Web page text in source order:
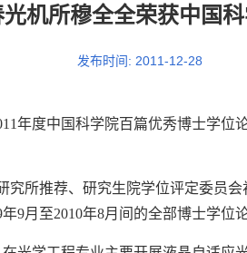
光机所穆全全荣获中国
发布时间: 2011-12-28
年度中国科学院百篇优秀博士学
究所推荐、研究生院学位评定委员
9月至2010年8月间的全部博士学位